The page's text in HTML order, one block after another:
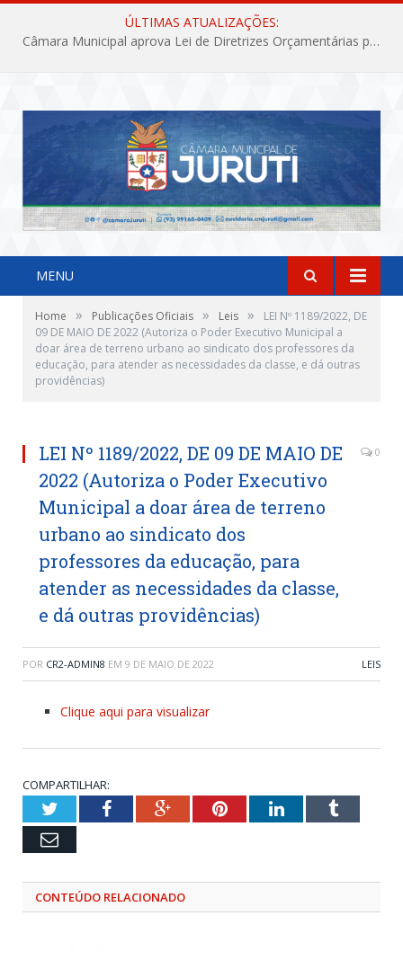
ÚLTIMAS ATUALIZAÇÕES:
Câmara Municipal aprova Lei de Diretrizes Orçamentárias para o exercício financeiro de 2027
MENU
Home » Publicações Oficiais » Leis »
LEI Nº 1189/2022, DE
09 DE MAIO DE 2022 (Autoriza o Poder Executivo Municipal a
doar área de terreno urbano ao sindicato dos professores da
educação, para atender as necessidades da classe, e dá outras
providências)
LEI Nº 1189/2022, DE 09 DE MAIO DE
2022 (Autoriza o Poder Executivo
Municipal a doar área de terreno
urbano ao sindicato dos
professores da educação, para
atender as necessidades da classe,
e dá outras providências)
0
POR CR2-ADMIN8 EM 9 DE MAIO DE 2022 LEIS
Clique aqui para visualizar
COMPARTILHAR:
TwitterFacebookGoogle+PinterestLinkedInTumblr
Email
CONTEÚDO RELACIONADO